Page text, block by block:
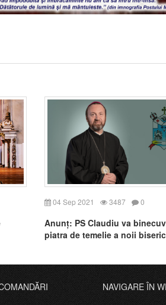
04 Sep 2021 3487 0
Anunț: PS Claudiu va
piatra de temelie a noii
NAVIGARE ÎN